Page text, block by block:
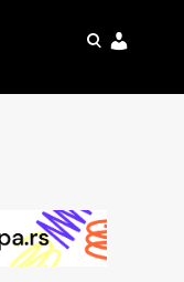
pretraga